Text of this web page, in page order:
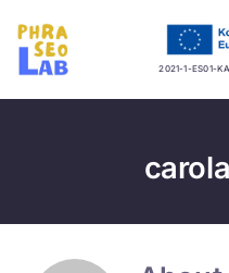
content
2021-1-ES01-
carola